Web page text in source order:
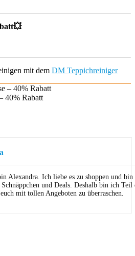
mit dem DM Teppichreiniger
40% Rabatt
Alexandra. Ich liebe es zu shoppen und
Schnäppchen und Deals. Deshalb bin ich Teil
mit tollen Angeboten zu überraschen.